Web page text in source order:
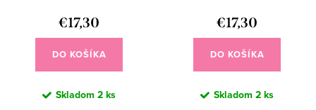
€17,30
DO KOŠÍKA
Skladom 2 ks
€17,30
DO KOŠÍKA
Skladom 2 ks